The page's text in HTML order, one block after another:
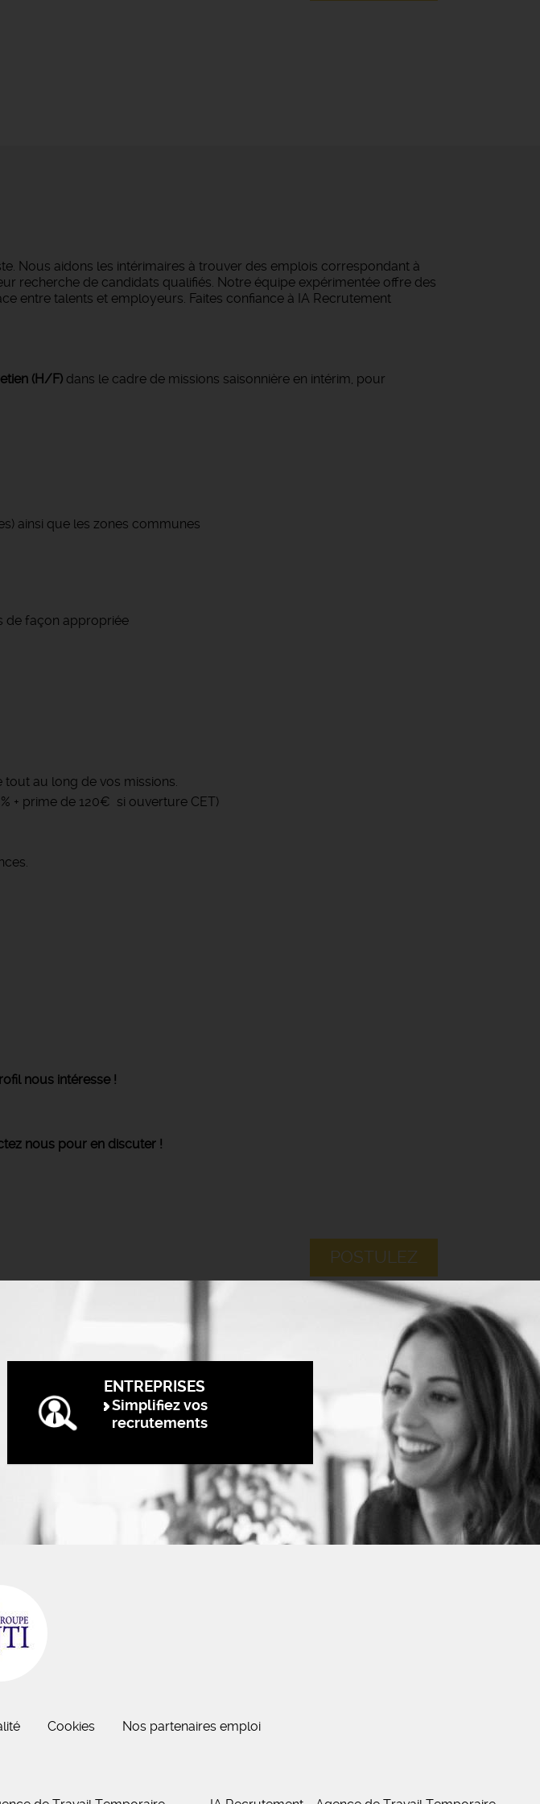
Nous aidons les intérimaires à trouver des emplois correspondant à
recherche de candidats qualifiés. Notre équipe expérimentée offre des
entre talents et employeurs. Faites confiance à IA Recrutement
(H/F) dans le cadre de missions saisonnière en intérim, pour
ainsi que les zones communes
de façon appropriée
au long de vos missions.
+ prime de 120€ si ouverture CET)
nous intéresse !
nous pour en discuter !
POSTULEZ
ENTREPRISES
Simplifiez vos
recrutements
Cookies Nos partenaires emploi